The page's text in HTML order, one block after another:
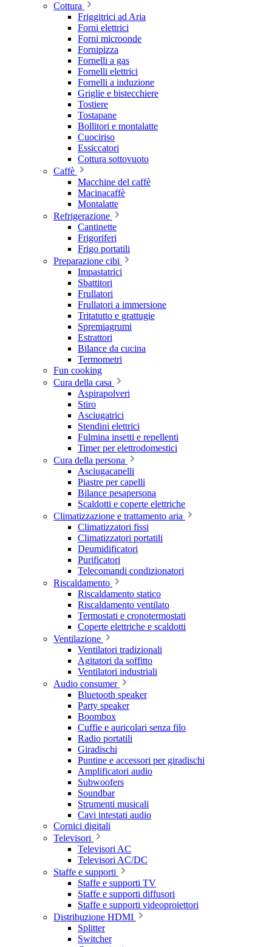
Cottura
Friggitrici ad Aria
Forni elettrici
Forni microonde
Fornipizza
Fornelli a gas
Fornelli elettrici
Fornelli a induzione
Griglie e bistecchiere
Tostiere
Tostapane
Bollitori e montalatte
Cuociriso
Essiccatori
Cottura sottovuoto
Caffè
Macchine del caffè
Macinacaffè
Montalatte
Refrigerazione
Cantinette
Frigoriferi
Frigo portatili
Preparazione cibi
Impastatrici
Sbattitori
Frullatori
Frullatori a immersione
Tritatutto e grattugie
Spremiagrumi
Estrattori
Bilance da cucina
Termometri
Fun cooking
Cura della casa
Aspirapolveri
Stiro
Asciugatrici
Stendini elettrici
Fulmina insetti e repellenti
Timer per elettrodomestici
Cura della persona
Asciugacapelli
Piastre per capelli
Bilance pesapersona
Scaldotti e coperte elettriche
Climatizzazione e trattamento aria
Climatizzatori fissi
Climatizzatori portatili
Deumidificatori
Purificatori
Telecomandi condizionatori
Riscaldamento
Riscaldamento statico
Riscaldamento ventilato
Termostati e cronotermostati
Coperte elettriche e scaldotti
Ventilazione
Ventilatori tradizionali
Agitatori da soffitto
Ventilatori industriali
Audio consumer
Bluetooth speaker
Party speaker
Boombox
Cuffie e auricolari senza filo
Radio portatili
Giradischi
Puntine e accessori per giradischi
Amplificatori audio
Subwoofers
Soundbar
Strumenti musicali
Cavi intestati audio
Cornici digitali
Televisori
Televisori AC
Televisori AC/DC
Staffe e supporti
Staffe e supporti TV
Staffe e supporti diffusori
Staffe e supporti videoproiettori
Distribuzione HDMI
Splitter
Switcher